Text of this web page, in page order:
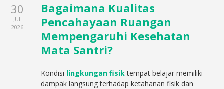
30
JUL
2026
Bagaimana Kualitas
Pencahayaan Ruangan
Mempengaruhi Kesehatan
Mata Santri?
Kondisi lingkungan fisiktempat belajar memiliki
dampak langsung terhadap ketahanan fisik dan